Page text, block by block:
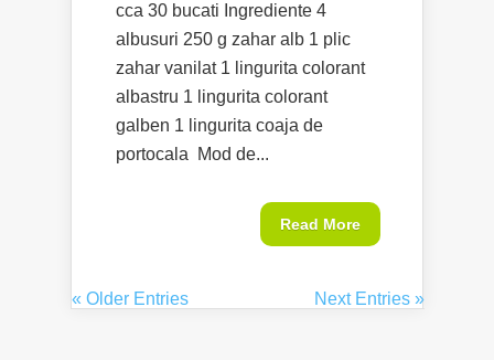
cca 30 bucati Ingrediente 4
albusuri 250 g zahar alb 1 plic
zahar vanilat 1 lingurita colorant
albastru 1 lingurita colorant
galben 1 lingurita coaja de
portocala Mod de...
Read More
« Older Entries Next Entries »